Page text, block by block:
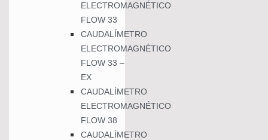
ELECTROMAGNÉTICO
FLOW 33
CAUDALÍMETRO
ELECTROMAGNÉTICO
FLOW 33 –
EX
CAUDALÍMETRO
ELECTROMAGNÉTICO
FLOW 38
CAUDALÍMETRO